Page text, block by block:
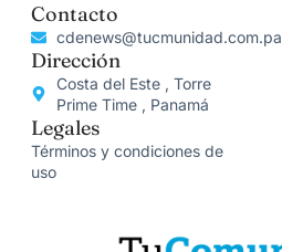
Contacto
cdenews@tucmunidad.com.pa
Dirección
Costa del Este , Torre
Prime Time , Panamá
Legales
Términos y condiciones de
uso